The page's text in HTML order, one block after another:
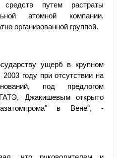
путем растраты
атомной компании,
организованной группой.
ущерб в крупном
году при отсутствии на
под предлогом
Джакишевым открыто
в Вене", -